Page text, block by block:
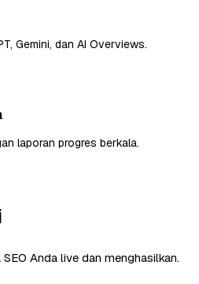
Gemini, dan AI Overviews.
laporan progres berkala.
Anda live dan menghasilkan.